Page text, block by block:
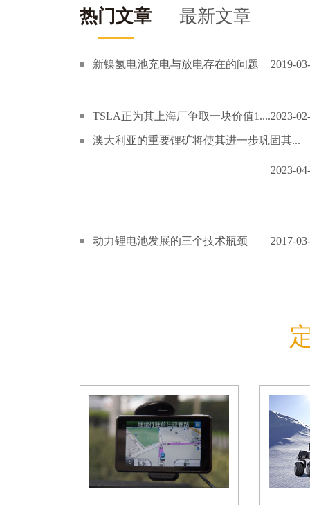
热门文章 最新文章
新镍氢电池充电与放电存在的问题 2019-
TSLA正为其上海厂争取一块价值1....2023-
澳大利亚的重要锂矿将使其进一步巩固其...
2023-
动力锂电池发展的三个技术瓶颈 2017-